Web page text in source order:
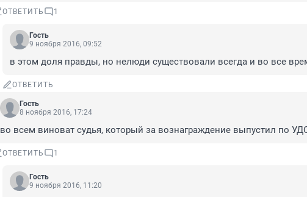
ОТВЕТИТЬ 1
Гость
9 ноября 2016, 09:52
в этом доля правды, но нелюди существовали всегда и во все
ОТВЕТИТЬ
Гость
8 ноября 2016, 17:24
во всем виноват судья, который за вознаграждение выпустил по
ОТВЕТИТЬ 1
Гость
9 ноября 2016, 11:20